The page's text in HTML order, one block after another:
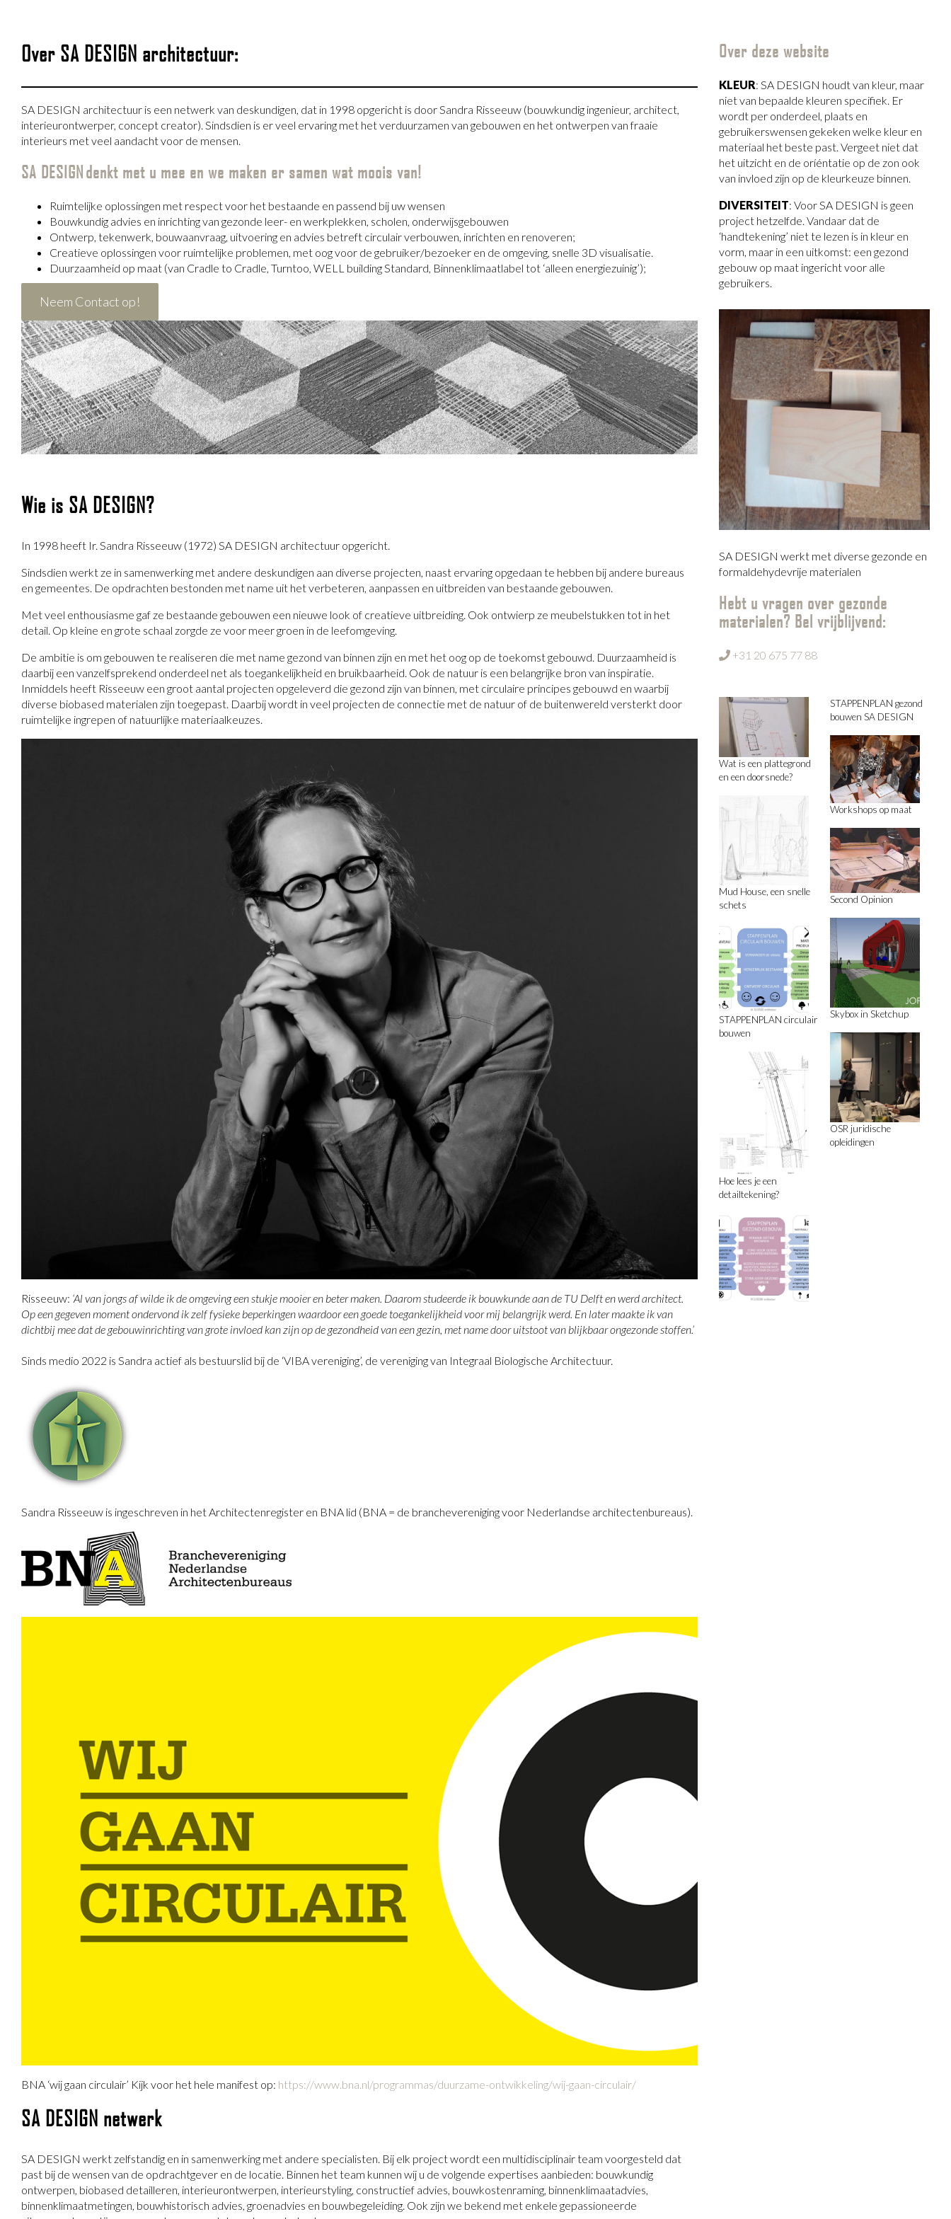
Over SA DESIGN architectuur:
SA DESIGN architectuur is een netwerk van deskundigen, dat in 1998 opgericht is door Sandra Risseeuw (bouwkundig ingenieur, architect,
interieurontwerper, concept creator). Sindsdien is er veel ervaring met het verduurzamen van gebouwen en het ontwerpen van fraaie
interieurs met veel aandacht voor de mensen.
SA DESIGN denkt met u mee en we maken er samen wat moois van!
Ruimtelijke oplossingen met respect voor het bestaande en passend bij uw wensen
Bouwkundig advies en inrichting van gezonde leer- en werkplekken, scholen, onderwijsgebouwen
Ontwerp, tekenwerk, bouwaanvraag, uitvoering en advies betreft circulair verbouwen, inrichten en renoveren;
Creatieve oplossingen voor ruimtelijke problemen, met oog voor de gebruiker/bezoeker en de omgeving, snelle 3D visualisatie.
Duurzaamheid op maat (van Cradle to Cradle, Turntoo, WELL building Standard, Binnenklimaatlabel tot ‘alleen energiezuinig’);
Neem Contact op!
Wie is SA DESIGN?
In 1998 heeft Ir. Sandra Risseeuw (1972) SA DESIGN architectuur opgericht.
Sindsdien werkt ze in samenwerking met andere deskundigen aan diverse projecten, naast ervaring opgedaan te hebben bij andere bureaus
en gemeentes. De opdrachten bestonden met name uit het verbeteren, aanpassen en uitbreiden van bestaande gebouwen.
Met veel enthousiasme gaf ze bestaande gebouwen een nieuwe look of creatieve uitbreiding. Ook ontwierp ze meubelstukken tot in het
detail. Op kleine en grote schaal zorgde ze voor meer groen in de leefomgeving.
De ambitie is om gebouwen te realiseren die met name gezond van binnen zijn en met het oog op de toekomst gebouwd. Duurzaamheid is
daarbij een vanzelfsprekend onderdeel net als toegankelijkheid en bruikbaarheid. Ook de natuur is een belangrijke bron van inspiratie.
Inmiddels heeft Risseeuw een groot aantal projecten opgeleverd die gezond zijn van binnen, met circulaire principes gebouwd en waarbij
diverse biobased materialen zijn toegepast. Daarbij wordt in veel projecten de connectie met de natuur of de buitenwereld versterkt door
ruimtelijke ingrepen of natuurlijke materiaalkeuzes.
Risseeuw: ‘Al van jongs af wilde ik de omgeving een stukje mooier en beter maken. Daarom studeerde ik bouwkunde aan de TU Delft en werd architect.
Op een gegeven moment ondervond ik zelf fysieke beperkingen waardoor een goede toegankelijkheid voor mij belangrijk werd. En later maakte ik van
dichtbij mee dat de gebouwinrichting van grote invloed kan zijn op de gezondheid van een gezin, met name door uitstoot van blijkbaar ongezonde stoffen.’
Sinds medio 2022 is Sandra actief als bestuurslid bij de ‘VIBA vereniging’, de vereniging van Integraal Biologische Architectuur.
Sandra Risseeuw is ingeschreven in het Architectenregister en BNA lid (BNA = de branchevereniging voor Nederlandse architectenbureaus).
BNA ‘wij gaan circulair’ Kijk voor het hele manifest op: https://www.bna.nl/programmas/duurzame-ontwikkeling/wij-gaan-circulair/
SA DESIGN netwerk
SA DESIGN werkt zelfstandig en in samenwerking met andere specialisten. Bij elk project wordt een multidisciplinair team voorgesteld dat
past bij de wensen van de opdrachtgever en de locatie. Binnen het team kunnen wij u de volgende expertises aanbieden: bouwkundig
ontwerpen, biobased detailleren, interieurontwerpen, interieurstyling, constructief advies, bouwkostenraming, binnenklimaatadvies,
binnenklimaatmetingen, bouwhistorisch advies, groenadvies en bouwbegeleiding. Ook zijn we bekend met enkele gepassioneerde
Over deze website
KLEUR: SA DESIGN houdt van kleur, maar
niet van bepaalde kleuren specifiek. Er
wordt per onderdeel, plaats en
gebruikerswensen gekeken welke kleur en
materiaal het beste past. Vergeet niet dat
het uitzicht en de oríéntatie op de zon ook
van invloed zijn op de kleurkeuze binnen.
DIVERSITEIT: Voor SA DESIGN is geen
project hetzelfde. Vandaar dat de
‘handtekening’ niet te lezen is in kleur en
vorm, maar in een uitkomst: een gezond
gebouw op maat ingericht voor alle
gebruikers.
SA DESIGN werkt met diverse gezonde en
formaldehydevrije materialen
Hebt u vragen over gezonde
materialen? Bel vrijblijvend:
+31 20 675 77 88
Wat is een plattegrond
en een doorsnede?
Mud House, een snelle
schets
STAPPENPLAN circulair
bouwen
Hoe lees je een
detailtekening?
STAPPENPLAN gezond
bouwen SA DESIGN
Workshops op maat
Second Opinion
Skybox in Sketchup
OSR juridische
opleidingen